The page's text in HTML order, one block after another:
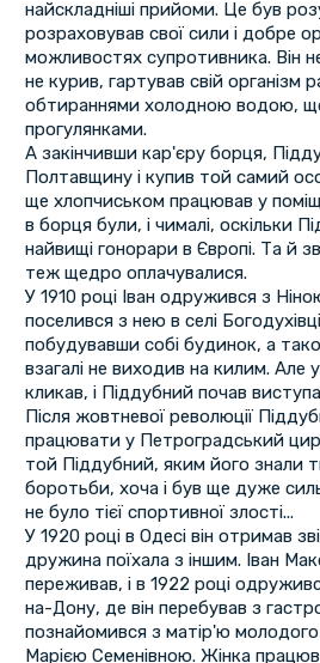
найскладніші прийоми. Це був
розраховував свої сили і добре
можливостях супротивника. Він
не курив, гартував свій організм
обтираннями холодною водою,
прогулянками.
А закінчивши кар'єру борця,
Полтавщину і купив той самий
ще хлопчиськом працював у
в борця були, і чималі, оскільки
найвищі гонорари в Європі. Та й
теж щедро оплачувалися.
У 1910 році Іван одружився з
поселився з нею в селі
побудувавши собі будинок, а
взагалі не виходив на килим. Але
кликав, і Піддубний почав
Після жовтневої революції
працювати у Петроградський
той Піддубний, яким його знали
боротьби, хоча і був ще дуже
не було тієї спортивної злості...
У 1920 році в Одесі він отримав
дружина поїхала з іншим. Іван
переживав, і в 1922 році
на-Дону, де він перебував з
познайомився з матір'ю
Марією Семенівною. Жінка